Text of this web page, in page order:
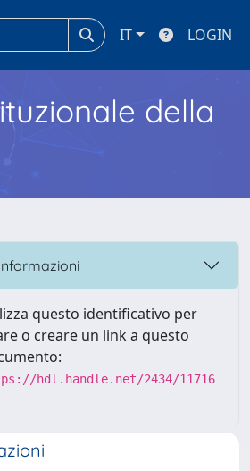
IT LOGIN
della
questo identificativo per
o creare un link a questo
hdl.handle.net/2434/11716